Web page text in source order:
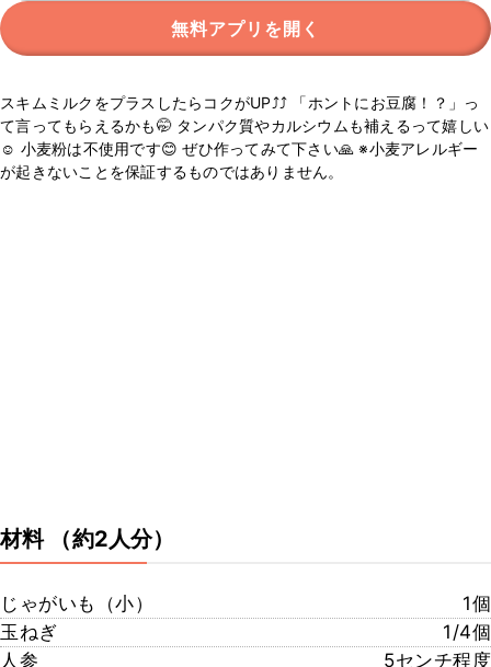
無料アプリを開く
スキムミルクをプラスしたらコクがUP⤴︎⤴︎ 「ホントにお豆腐！？」っ
て言ってもらえるかも🤭 タンパク質やカルシウムも補えるって嬉しい
☺️ 小麦粉は不使用です😊 ぜひ作ってみて下さい🙏 ※小麦アレルギー
が起きないことを保証するものではありません。
材料 （約2人分）
じゃがいも（小）
1個
玉ねぎ
1/4個
人参
5センチ程度